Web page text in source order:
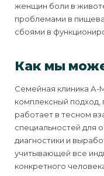
женщин боли в
проблемами в
сбоями в
Как мы
Семейная клиника А-
комплексный подход,
работает в тесном
специальностей для
диагностики и
учитывающей все
конкретного